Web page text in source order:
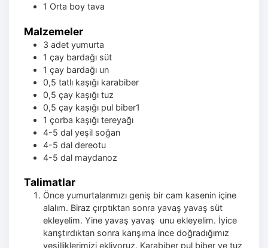
1 Orta boy tava
Malzemeler
3 adet yumurta
1 çay bardağı süt
1 çay bardağı un
0,5 tatlı kaşığı karabiber
0,5 çay kaşığı tuz
0,5 çay kaşığı pul biber1
1 çorba kaşığı tereyağı
4-5 dal yeşil soğan
4-5 dal dereotu
4-5 dal maydanoz
Talimatlar
Önce yumurtalarımızı geniş bir cam kasenin içine
alalım. Biraz çırptıktan sonra yavaş yavaş süt
ekleyelim. Yine yavaş yavaş unu ekleyelim. İyice
karıştırdıktan sonra karışıma ince doğradığımız
yeşilliklerimizi ekliyoruz. Karabiber pul biber ve tuz